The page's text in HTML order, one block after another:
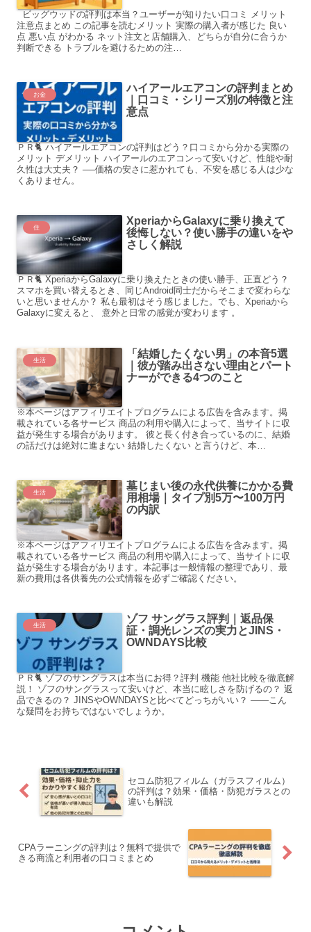
ビッグウッドの評判は本当？ユーザーが知りたい口コミ メリット
注意点まとめ この記事を読むメリット 実際の購入者が感じた 良い
点 悪い点 がわかる ネット注文と店舗購入、どちらが自分に合うか
判断できる トラブルを避けるための注…
お金
ハイアールエアコンの評判まとめ
｜口コミ・シリーズ別の特徴と注
意点
ＰＲ🐈 ハイアールエアコンの評判はどう？口コミから分かる実際の
メリット デメリット ハイアールのエアコンって安いけど、性能や耐
久性は大丈夫？ ──価格の安さに惹かれても、不安を感じる人は少な
くありません。
住
XperiaからGalaxyに乗り換えて
後悔しない？使い勝手の違いをや
さしく解説
ＰＲ🐈 XperiaからGalaxyに乗り換えたときの使い勝手、正直どう？
スマホを買い替えるとき、同じAndroid同士だからそこまで変わらな
いと思いませんか？ 私も最初はそう感じました。でも、Xperiaから
Galaxyに変えると、 意外と日常の感覚が変わります 。
生活
「結婚したくない男」の本音5選
｜彼が踏み出さない理由とパート
ナーができる4つのこと
※本ページはアフィリエイトプログラムによる広告を含みます。掲
載されている各サービス 商品の利用や購入によって、当サイトに収
益が発生する場合があります。 彼と長く付き合っているのに、結婚
の話だけは絶対に進まない 結婚したくない と言うけど、本…
生活
墓じまい後の永代供養にかかる費
用相場｜タイプ別5万〜100万円
の内訳
※本ページはアフィリエイトプログラムによる広告を含みます。掲
載されている各サービス 商品の利用や購入によって、当サイトに収
益が発生する場合があります。本記事は一般情報の整理であり、最
新の費用は各供養先の公式情報を必ずご確認ください。
生活
ゾフ サングラス評判｜返品保
証・調光レンズの実力とJINS・
OWNDAYS比較
ＰＲ🐈 ゾフのサングラスは本当にお得？評判 機能 他社比較を徹底解
説！ ゾフのサングラスって安いけど、本当に眩しさを防げるの？ 返
品できるの？ JINSやOWNDAYSと比べてどっちがいい？ ――こん
な疑問をお持ちではないでしょうか。
セコム防犯フィルム（ガラスフィルム）
の評判は？効果・価格・防犯ガラスとの
違いも解説
CPAラーニングの評判は？無料で提供で
きる商流と利用者の口コミまとめ